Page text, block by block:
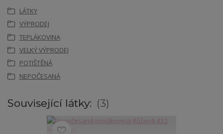
LÁTKY
VÝPRODEJ
TEPLÁKOVINA
VELKÝ VÝPRODEJ
POTIŠTĚNÁ
NEPOČESANÁ
Související látky: 3